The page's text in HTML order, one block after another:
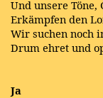
Und unsere Töne,
Erkämpfen den
Wir suchen noch
Drum ehret und
Ja